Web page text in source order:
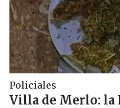
Policiales
Villa de Merlo: la